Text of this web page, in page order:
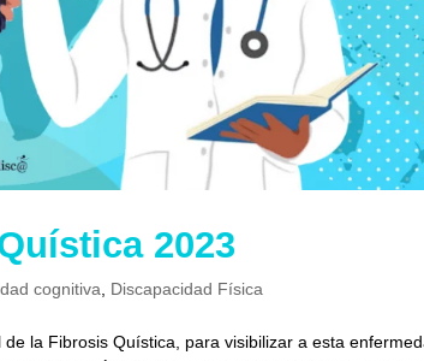
2023
cognitiva, Discapacidad Física
la Fibrosis Quística, para visibilizar a esta